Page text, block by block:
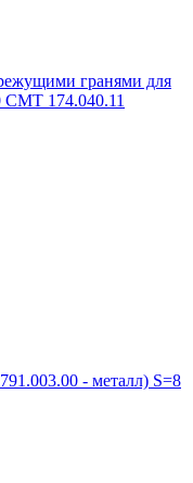
гранями для
174.040.11
- металл) S=8